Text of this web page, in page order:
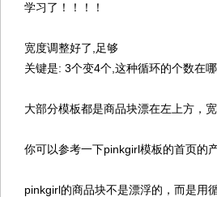
学习了！！！！
宽度调整好了,足够
关键是: 3个变4个,这种循环的个数在
大部分模板都是商品块漂在左上方，
你可以参考一下pinkgirl模板的首页的
pinkgirl的商品块不是漂浮的，而是用